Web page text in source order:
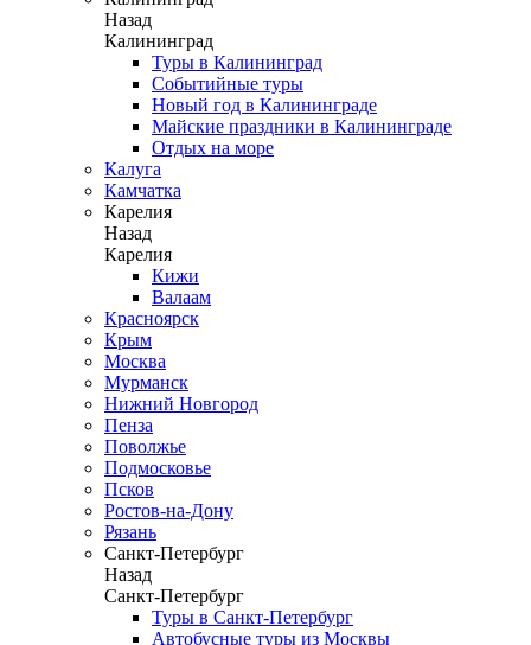
Назад
Калининград
Туры в Калининград
Событийные туры
Новый год в Калининграде
Майские праздники в Калининграде
Отдых на море
Калуга
Камчатка
Карелия
Назад
Карелия
Кижи
Валаам
Красноярск
Крым
Москва
Мурманск
Нижний Новгород
Пенза
Поволжье
Подмосковье
Псков
Ростов-на-Дону
Рязань
Санкт-Петербург
Назад
Санкт-Петербург
Туры в Санкт-Петербург
Автобусные туры из Москвы